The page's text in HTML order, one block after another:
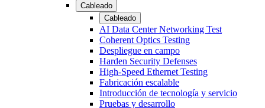
Cableado
Cableado
AI Data Center Networking Test
Coherent Optics Testing
Despliegue en campo
Harden Security Defenses
High-Speed Ethernet Testing
Fabricación escalable
Introducción de tecnología y servicio
Pruebas y desarrollo